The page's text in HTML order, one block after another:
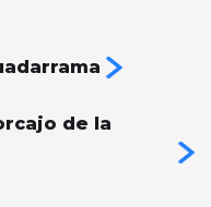
de la